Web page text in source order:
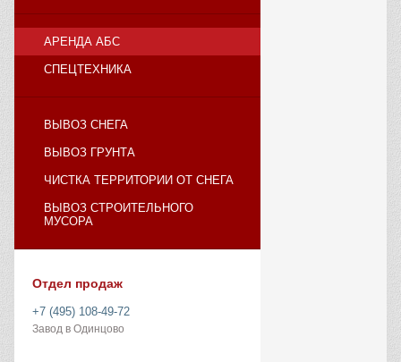
АРЕНДА АБС
СПЕЦТЕХНИКА
ВЫВОЗ СНЕГА
ВЫВОЗ ГРУНТА
ЧИСТКА ТЕРРИТОРИИ ОТ СНЕГА
ВЫВОЗ СТРОИТЕЛЬНОГО
МУСОРА
Отдел продаж
+7 (495) 108-49-72
Завод в Одинцово